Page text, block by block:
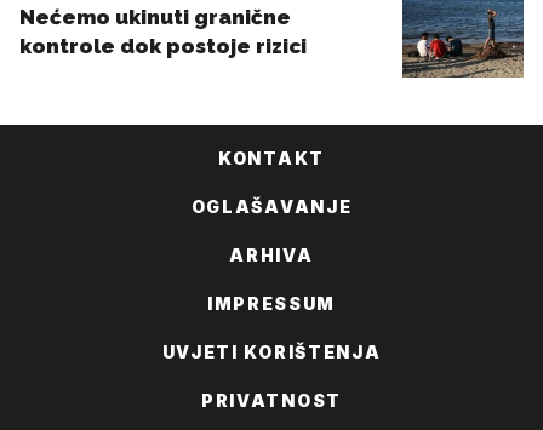
KONTAKT
OGLAŠAVANJE
ARHIVA
IMPRESSUM
UVJETI KORIŠTENJA
PRIVATNOST